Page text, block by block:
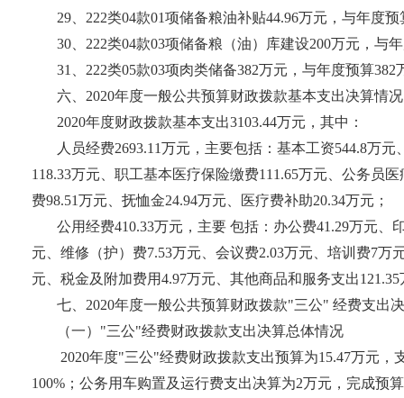
29、222类04款01项储备粮油补贴44.96万元，与年度
30、222类04款03项储备粮（油）库建设200万元，与
31、222类05款03项肉类储备382万元，与年度预算
六、2020年度一般公共预算财政拨款基本支出决算情况
2020年度财政拨款基本支出3103.44万元，其中：
人员经费2693.11万元，主要包括：基本工资544.8万
118.33万元、职工基本医疗保险缴费111.65万元、公务员
费98.51万元、抚恤金24.94万元、医疗费补助20.34万元；
公用经费410.33万元，主要 包括：办公费41.29万元、
元、维修（护）费7.53万元、会议费2.03万元、培训费7万
元、税金及附加费用4.97万元、其他商品和服务支出121.35
七、2020年度一般公共预算财政拨款"三公" 经费支出
（一）"三公"经费财政拨款支出决算总体情况
2020年度"三公"经费财政拨款支出预算为15.47万元
100%；公务用车购置及运行费支出决算为2万元，完成预